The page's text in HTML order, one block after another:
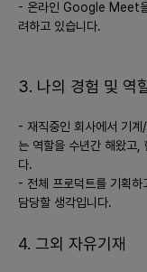
- 제한적 접근을 통한
6) **시장을 확대하기
- 다양한 문화적 배
의 진출 추진.
사용자 기반 확대.
- 사용자의 피드백을
- 온라인 Google Meet을
려하고 있습니다.
3. 나의 경험 및 역
- 재직중인 회사에서 기
는 역할을 수년간 해왔고,
다.
- 전체 프로덕트를 기획하
담당할 생각입니다.
4. 그외 자유기재